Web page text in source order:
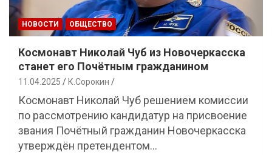
НОВОСТИ ОБЩЕСТВО
Космонавт Николай Чуб из Новочеркасска
станет его Почётным гражданином
11.04.2025 К.Сорокин
Космонавт Николай Чуб решением комиссии
по рассмотрению кандидатур на присвоение
звания Почётный гражданин Новочеркасска
утверждён претендентом…